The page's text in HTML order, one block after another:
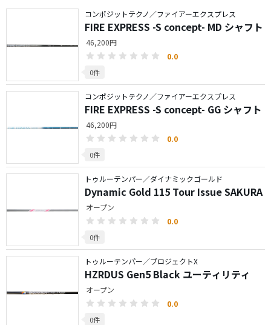
コンポジットテクノ／ファイアーエクスプレス
FIRE EXPRESS -S concept- MD シャフト
46,200円
0.0
0件
コンポジットテクノ／ファイアーエクスプレス
FIRE EXPRESS -S concept- GG シャフト
46,200円
0.0
0件
トゥルーテンパー／ダイナミックゴールド
Dynamic Gold 115 Tour Issue SAKURA
オープン
0.0
0件
トゥルーテンパー／プロジェクトX
HZRDUS Gen5 Black ユーティリティ
オープン
0.0
0件